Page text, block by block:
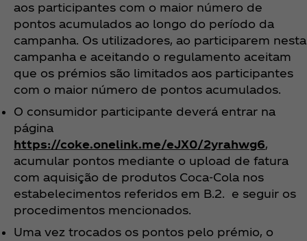
aos participantes com o maior número de
pontos acumulados ao longo do período da
campanha. Os utilizadores, ao participarem nesta
campanha e aceitando o regulamento aceitam
que os prémios são limitados aos participantes
com o maior número de pontos acumulados.
O consumidor participante deverá entrar na
página
https://coke.onelink.me/eJX0/2yrahwg6,
acumular pontos mediante o upload de fatura
com aquisição de produtos Coca‑Cola nos
estabelecimentos referidos em B.2. e seguir os
procedimentos mencionados.
Uma vez trocados os pontos pelo prémio, o